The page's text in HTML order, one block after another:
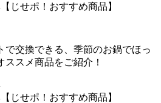
じせポ！おすすめ商品】
で交換できる、季節のお鍋でほっ
ススメ商品をご紹介！
じせポ！おすすめ商品】